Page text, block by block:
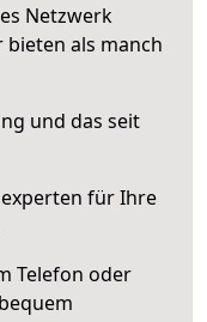
Netzwerk
als manch
und das seit
für Ihre
Telefon oder